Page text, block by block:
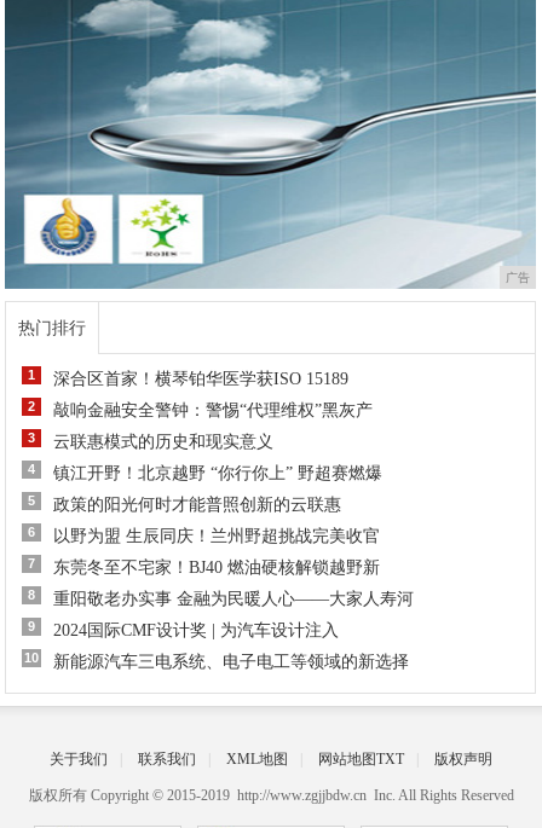
广告
热门排行
1 深合区首家！横琴铂华医学获ISO 15189
2 敲响金融安全警钟：警惕“代理维权”黑灰产
3 云联惠模式的历史和现实意义
4 镇江开野！北京越野 “你行你上” 野超赛燃爆
5 政策的阳光何时才能普照创新的云联惠
6 以野为盟 生辰同庆！兰州野超挑战完美收官
7 东莞冬至不宅家！BJ40 燃油硬核解锁越野新
8 重阳敬老办实事 金融为民暖人心——大家人寿河
9 2024国际CMF设计奖 | 为汽车设计注入
10 新能源汽车三电系统、电子电工等领域的新选择
关于我们 联系我们 XML地图 网站地图TXT 版权声明
版权所有 Copyright © 2015-2019 http://www.zgjjbdw.cn Inc. All Rights Reserved